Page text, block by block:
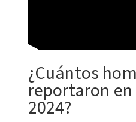
¿Cuántos
reportaron en
2024?